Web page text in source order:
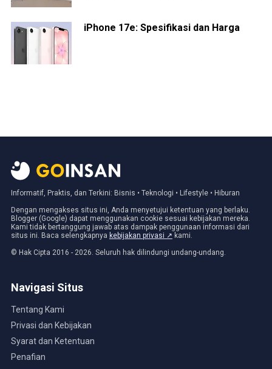
iPhone 17e: Spesifikasi dan Harga
Informatif, Praktis, dan Terkini: Bisnis • Teknologi • Lifestyle • Hiburan
Dengan mengakses situs ini, Anda menyetujui ketentuan yang berlaku.
Blogger (Google) dapat menggunakan cookie sesuai kebijakan mereka.
Kami tidak bertanggung jawab atas dampak penggunaan informasi dari
situs ini. Baca selengkapnya kebijakan privasi ↗ kami.
© Hak Cipta 2016 - 2026. Seluruh hak dilindungi undang-undang.
Navigasi Situs
Tentang Kami
Privasi dan Kebijakan
Syarat dan Ketentuan
Penafian